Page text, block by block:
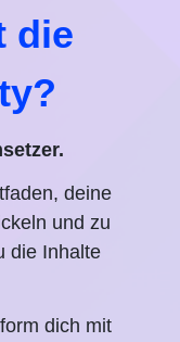
die
deine
und zu
die Inhalte
dich mit